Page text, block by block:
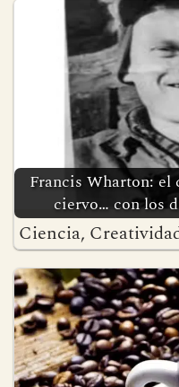
Francis Wharton: el
ciervo… con los
Ciencia,